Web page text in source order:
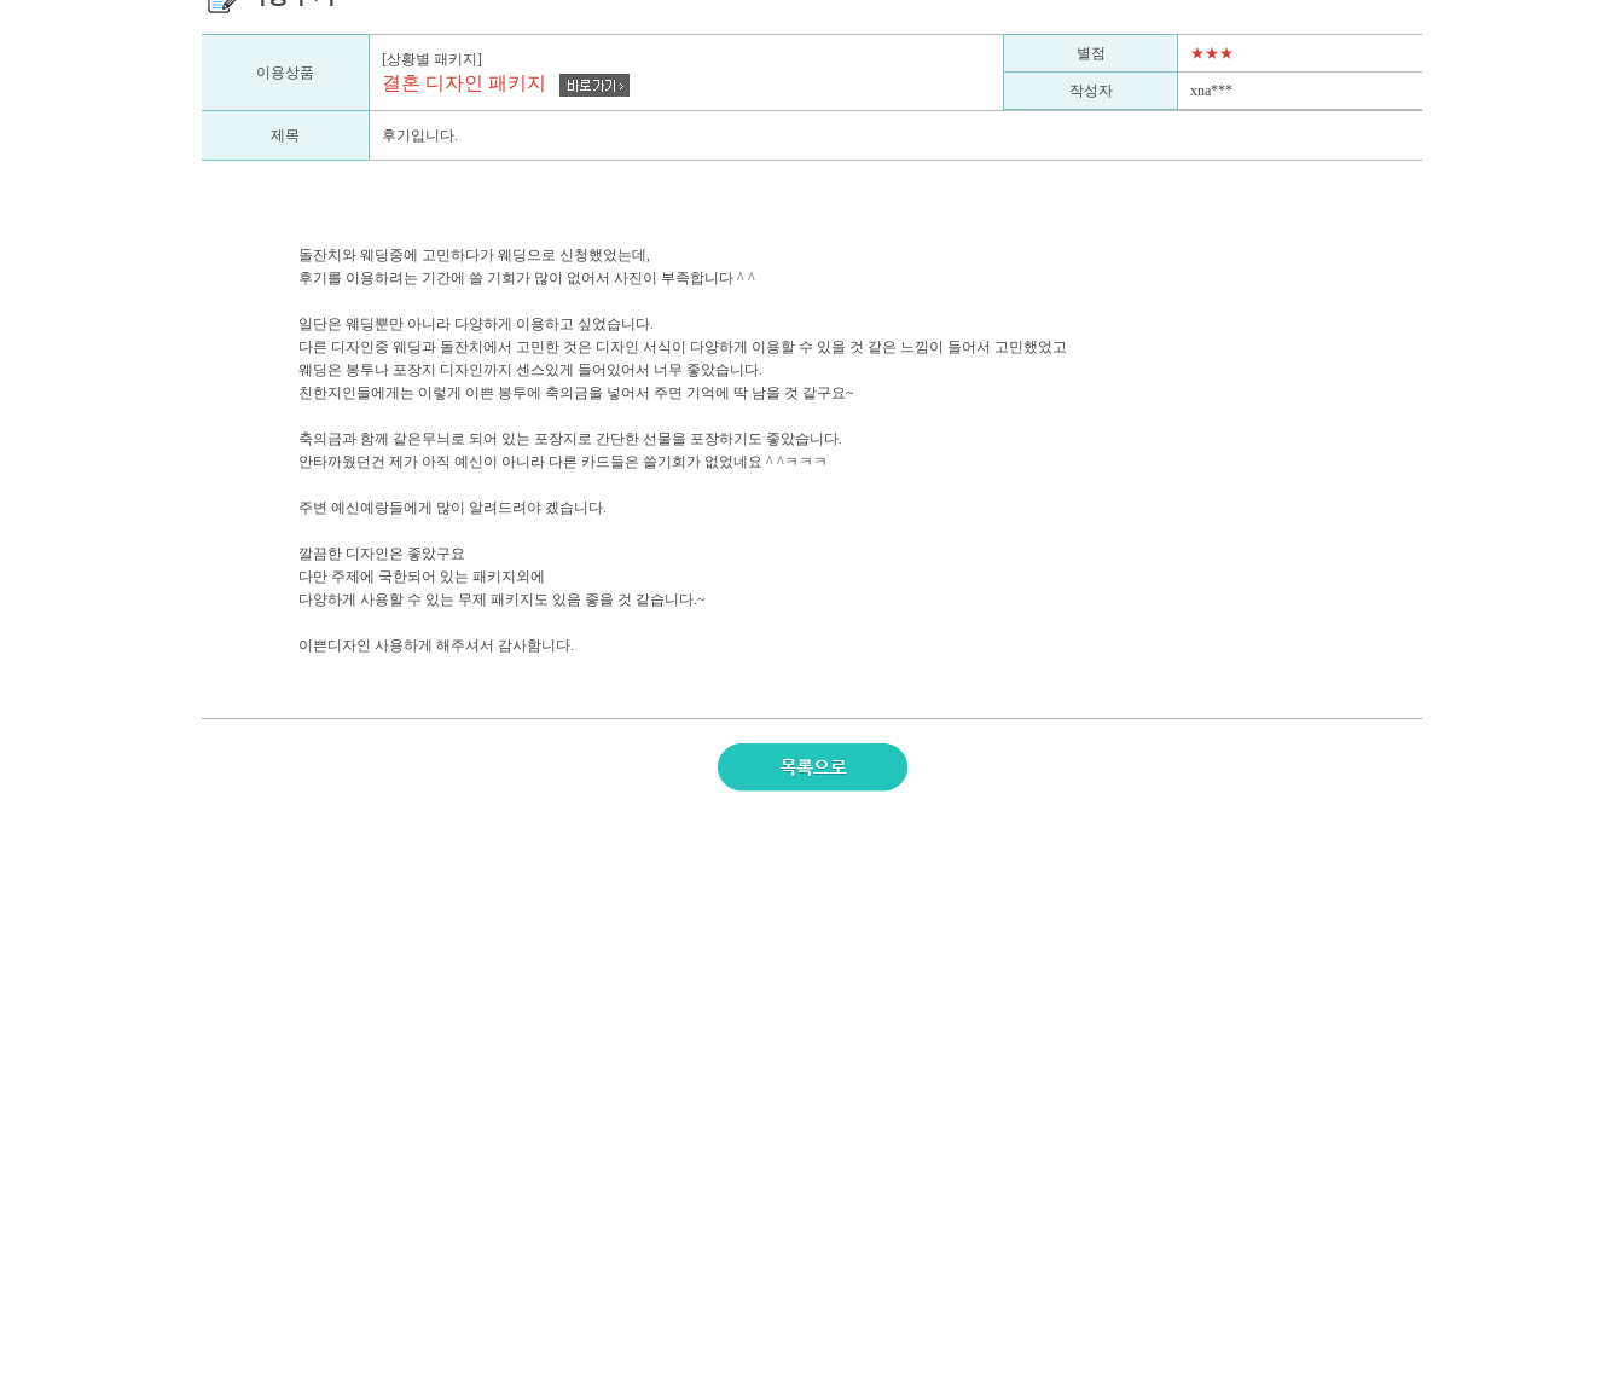
이용상품
[상황별 패키지]
결혼 디자인 패키지
별점 ★★★
작성자 xna***
제목 후기입니다.
돌잔치와 웨딩중에 고민하다가 웨딩으로 신청했었는데,
후기를 이용하려는 기간에 쓸 기회가 많이 없어서 사진이 부족합니다 ^ ^
일단은 웨딩뿐만 아니라 다양하게 이용하고 싶었습니다.
다른 디자인중 웨딩과 돌잔치에서 고민한 것은 디자인 서식이 다양하게 이용할 수 있을 것 같은 느낌이 들어서 고민했었고
웨딩은 봉투나 포장지 디자인까지 센스있게 들어있어서 너무 좋았습니다.
친한지인들에게는 이렇게 이쁜 봉투에 축의금을 넣어서 주면 기억에 딱 남을 것 같구요~
축의금과 함께 같은무늬로 되어 있는 포장지로 간단한 선물을 포장하기도 좋았습니다.
안타까웠던건 제가 아직 예신이 아니라 다른 카드들은 쓸기회가 없었네요 ^ ^ㅋㅋㅋ
주변 예신예랑들에게 많이 알려드려야 겠습니다.
깔끔한 디자인은 좋았구요
다만 주제에 국한되어 있는 패키지외에
다양하게 사용할 수 있는 무제 패키지도 있음 좋을 것 같습니다.~
이쁜디자인 사용하게 해주셔서 감사함니다.